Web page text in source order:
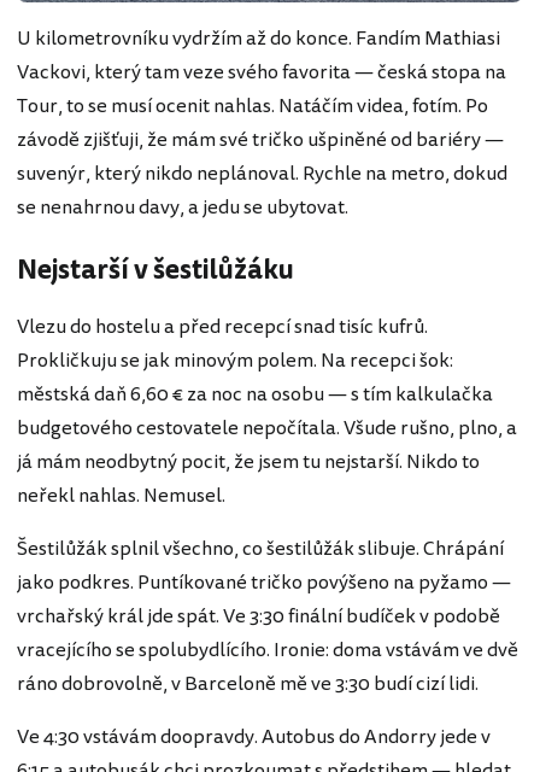
U kilometrovníku vydržím až do konce. Fandím Mathiasi
Vackovi, který tam veze svého favorita — česká stopa na
Tour, to se musí ocenit nahlas. Natáčím videa, fotím. Po
závodě zjišťuji, že mám své tričko ušpiněné od bariéry —
suvenýr, který nikdo neplánoval. Rychle na metro, dokud
se nenahrnou davy, a jedu se ubytovat.
Nejstarší v šestilůžáku
Vlezu do hostelu a před recepcí snad tisíc kufrů.
Prokličkuju se jak minovým polem. Na recepci šok:
městská daň 6,60 € za noc na osobu — s tím kalkulačka
budgetového cestovatele nepočítala. Všude rušno, plno, a
já mám neodbytný pocit, že jsem tu nejstarší. Nikdo to
neřekl nahlas. Nemusel.
Šestilůžák splnil všechno, co šestilůžák slibuje. Chrápání
jako podkres. Puntíkované tričko povýšeno na pyžamo —
vrchařský král jde spát. Ve 3:30 finální budíček v podobě
vracejícího se spolubydlícího. Ironie: doma vstávám ve dvě
ráno dobrovolně, v Barceloně mě ve 3:30 budí cizí lidi.
Ve 4:30 vstávám doopravdy. Autobus do Andorry jede v